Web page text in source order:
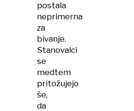
postala
neprimerna
za
bivanje.
Stanovalci
se
medtem
pritožujejo
še,
da